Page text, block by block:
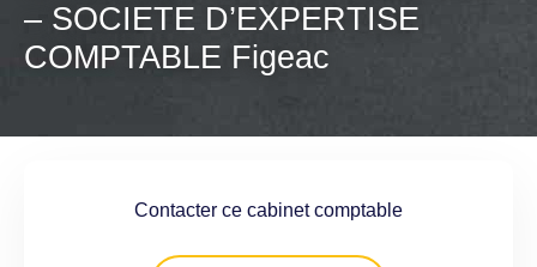
– SOCIETE D’EXPERTISE
COMPTABLE Figeac
Contacter ce cabinet comptable